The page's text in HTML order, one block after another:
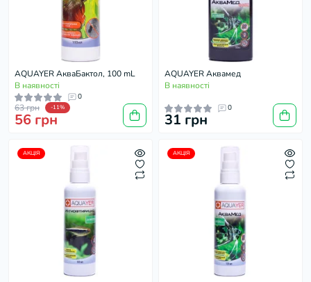
AQUAYER АкваБактол, 100 mL
В наявності
0
63 грн -11%
56 грн
AQUAYER Аквамед
В наявності
0
31 грн
АКЦІЯ АКЦІЯ